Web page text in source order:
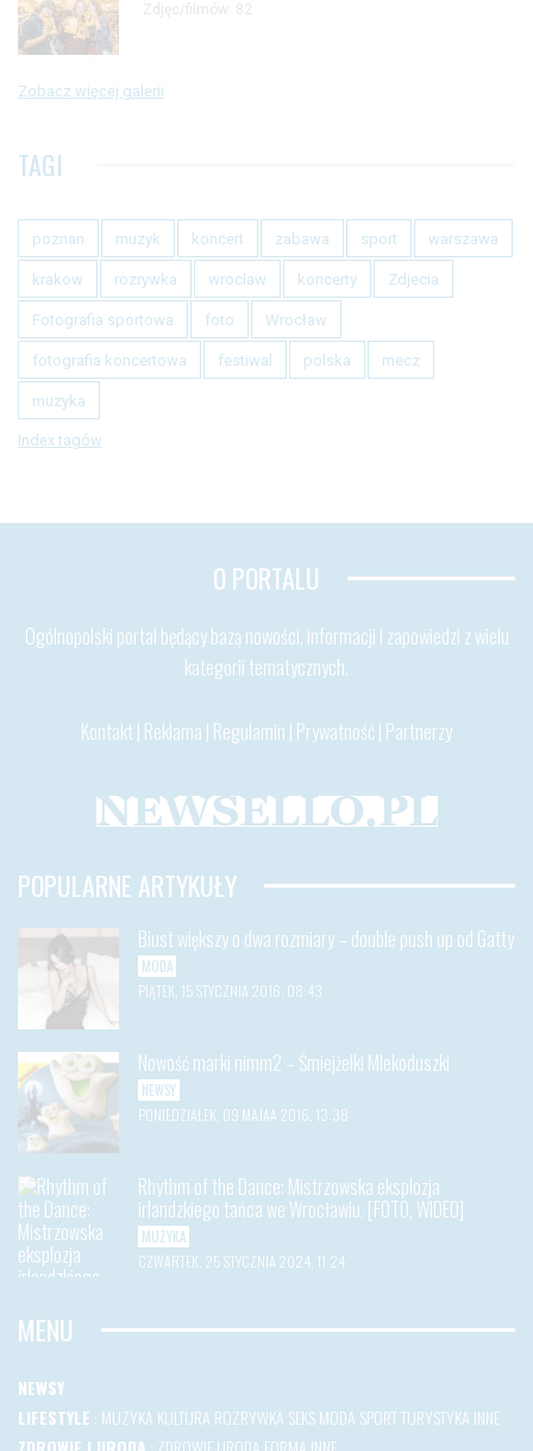
Zdjęc/filmów: 82
Zobacz więcej galerii
TAGI
poznan muzyk koncert zabawa sport warszawa
krakow rozrywka wroclaw koncerty Zdjecia
Fotografia sportowa foto Wrocław
fotografia koncertowa festiwal polska mecz
muzyka
Index tagów
O PORTALU
Ogólnopolski portal będący bazą nowości, informacji i zapowiedzi z wielu
kategorii tematycznych.
Kontakt | Reklama | Regulamin | Prywatność| Partnerzy
POPULARNE ARTYKUŁY
Biust większy o dwa rozmiary – double push up od Gatty
MODA
PIĄTEK, 15 STYCZNIA 2016, 08:43
Nowość marki nimm2 – Śmiejżelki Mlekoduszki
NEWSY
PONIEDZIAŁEK, 09 MAJAA 2016, 13:38
Rhythm of the Dance: Mistrzowska eksplozja
irlandzkiego tańca we Wrocławiu. [FOTO, WIDEO]
MUZYKA
CZWARTEK, 25 STYCZNIA 2024, 11:24
MENU
NEWSY
LIFESTYLE : MUZYKA KULTURA ROZRYWKA SEKSMODA SPORTTURYSTYKA INNE